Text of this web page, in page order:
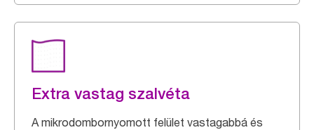
Extra vastag szalvéta
A mikrodombornyomott felület vastagabbá és